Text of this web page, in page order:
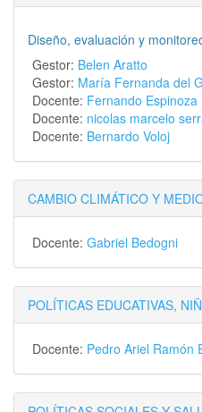
Diseño, evaluación y
Gestor: Belen Aratto
Gestor: María Fernanda del
Docente: Fernando Espinoza
Docente: nicolas marcelo
Docente: Bernardo Voloj
CAMBIO CLIMÁTICO Y
Docente: Gabriel Bedogni
POLÍTICAS EDUCATIVAS,
Docente: Pedro Ariel Ramón